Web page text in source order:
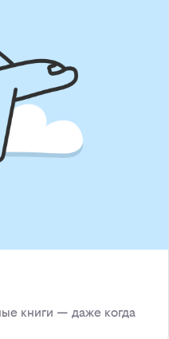
книги — даже когда